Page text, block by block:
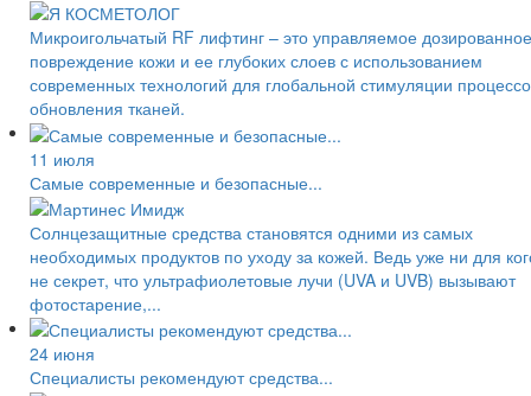
Микроигольчатый RF лифтинг – это управляемое дозированное
повреждение кожи и ее глубоких слоев с использованием
современных технологий для глобальной стимуляции
обновления тканей.
11 июля
Самые современные и безопасные...
Солнцезащитные средства становятся одними из самых
необходимых продуктов по уходу за кожей. Ведь уже ни для
не секрет, что ультрафиолетовые лучи (UVA и UVB) вызывают
фотостарение,...
24 июня
Специалисты рекомендуют средства...